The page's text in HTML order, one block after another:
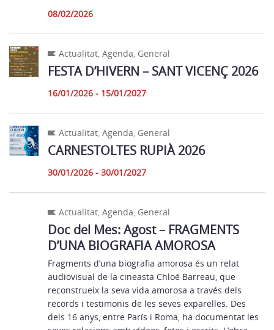
08/02/2026
Actualitat,Agenda, General
FESTA D’HIVERN – SANT VICENÇ 2026
16/01/2026 - 15/01/2027
Actualitat,Agenda, General
CARNESTOLTES RUPIÀ 2026
30/01/2026 - 30/01/2027
Actualitat,Agenda, General
Doc del Mes: Agost – FRAGMENTS
D’UNA BIOGRAFIA AMOROSA
Fragments d’una biografia amorosa és un relat
audiovisual de la cineasta Chloé Barreau, que
reconstrueix la seva vida amorosa a través dels
records i testimonis de les seves exparelles. Des
dels 16 anys, entre París i Roma, ha documentat les